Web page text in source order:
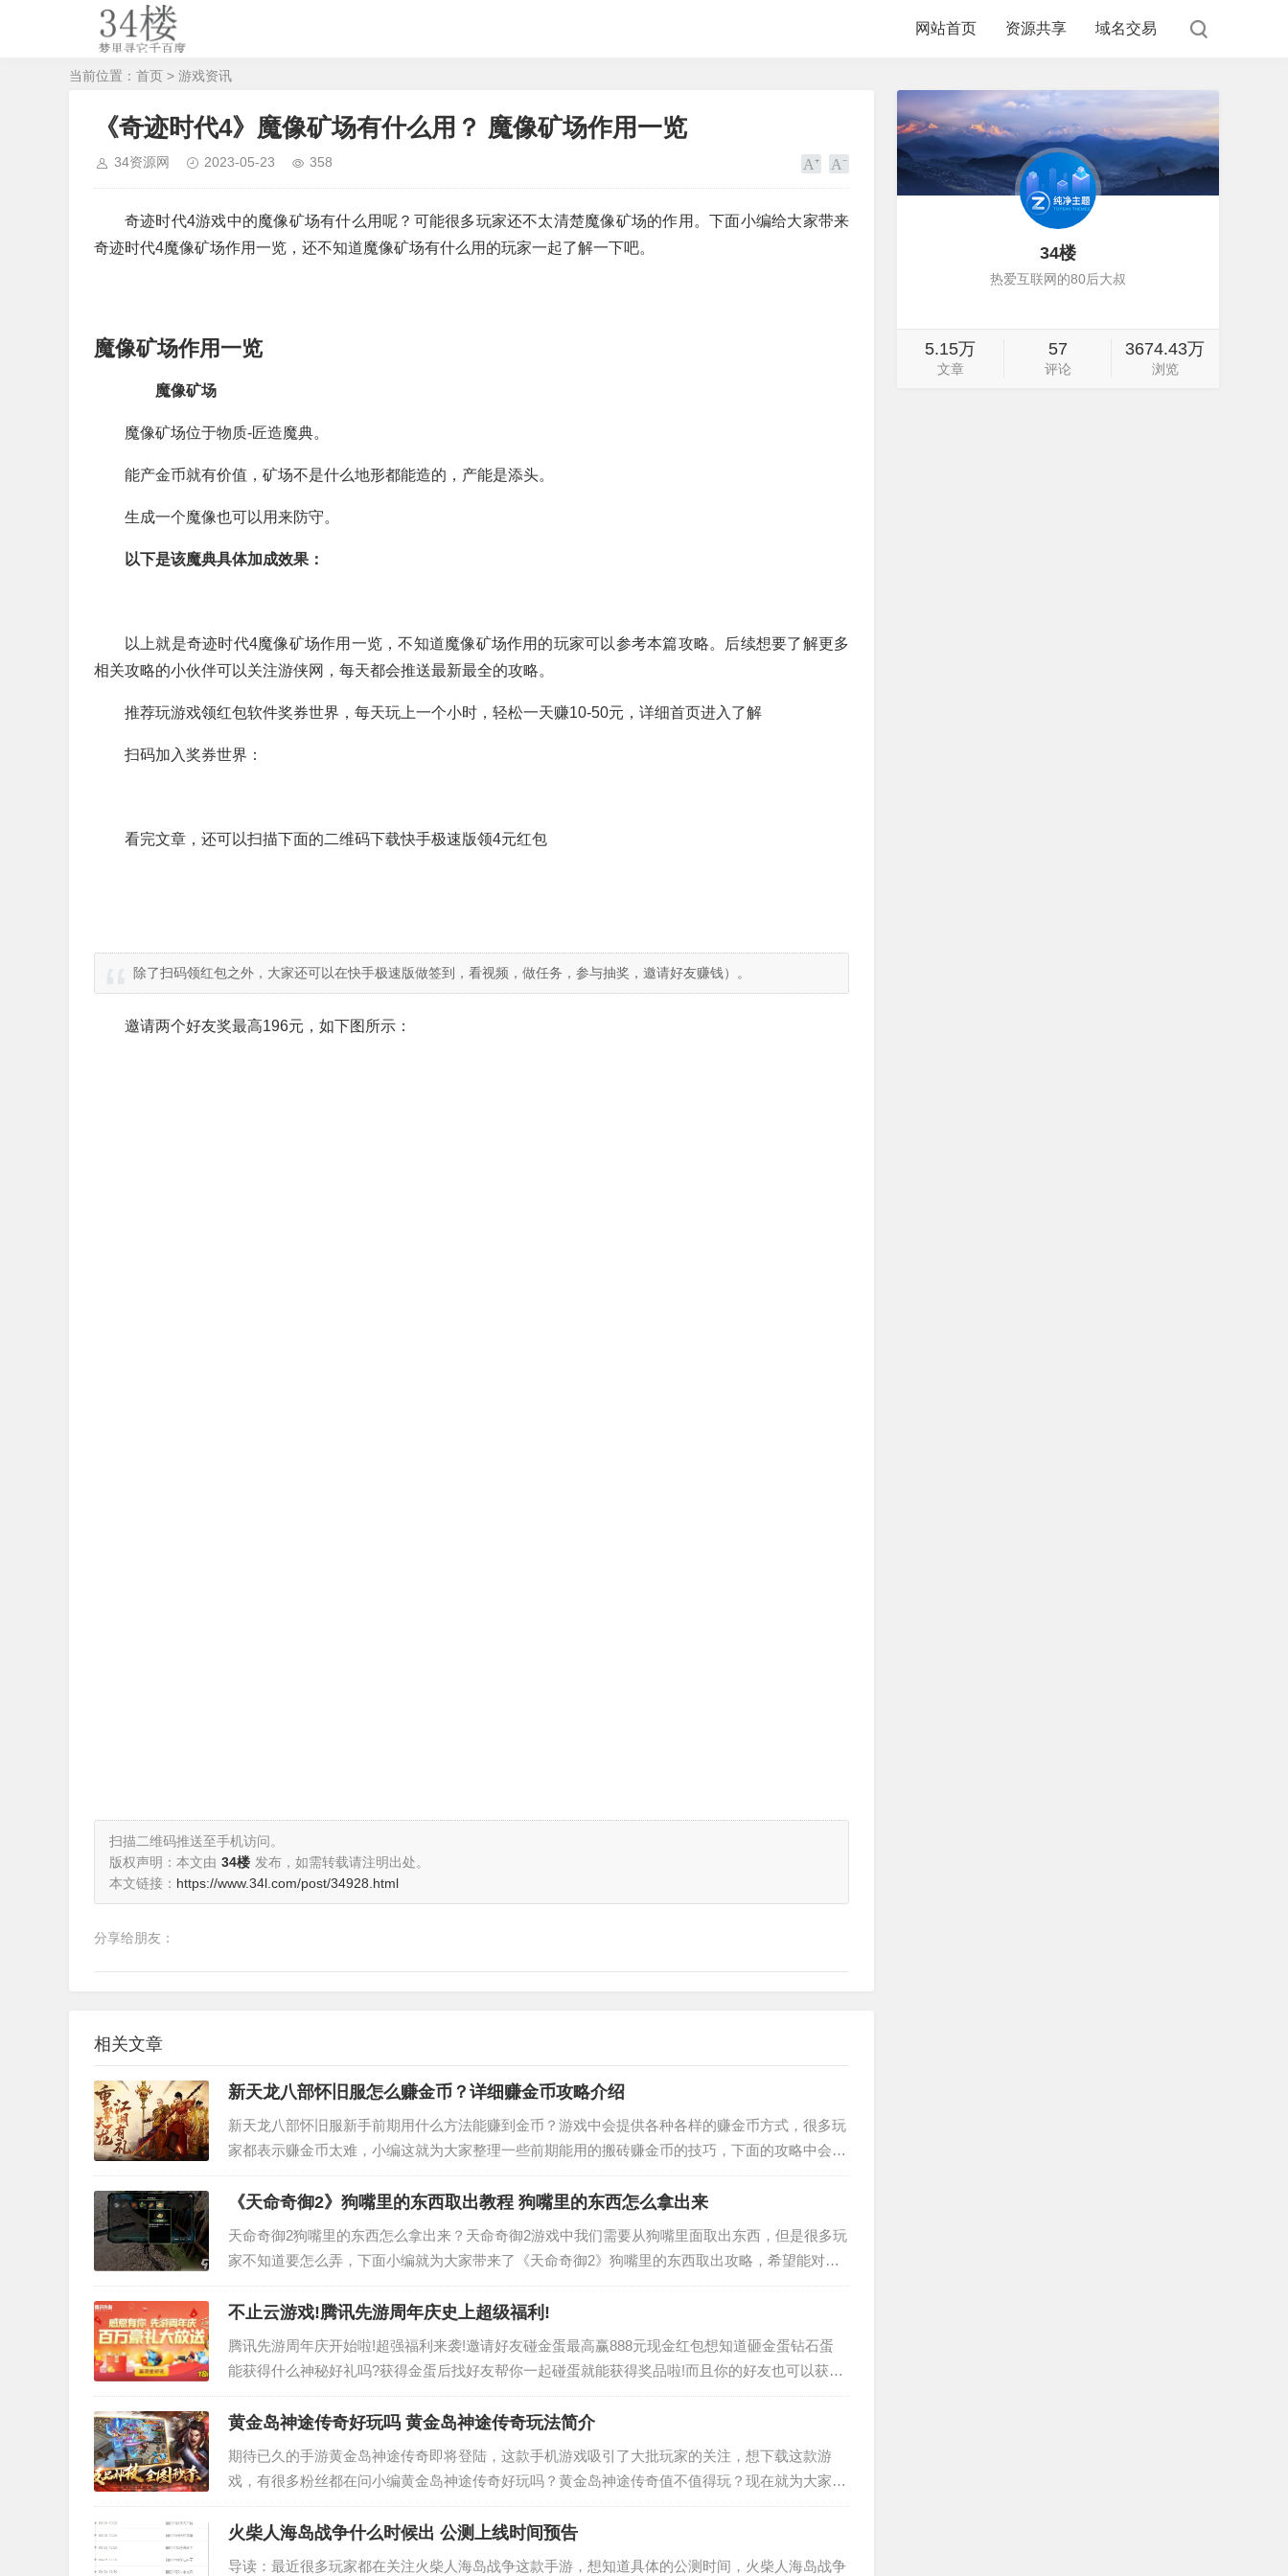
网站首页 资源共享 域名交易
当前位置： 首页 > 游戏资讯
《奇迹时代4》魔像矿场有什么用？ 魔像矿场作用一览
34资源网 2023-05-23 358
奇迹时代4游戏中的魔像矿场有什么用呢？可能很多玩家还不太清楚魔像矿场的作用。下面小编给大家带来
奇迹时代4魔像矿场作用一览，还不知道魔像矿场有什么用的玩家一起了解一下吧。
魔像矿场作用一览
魔像矿场
魔像矿场位于物质-匠造魔典。
能产金币就有价值，矿场不是什么地形都能造的，产能是添头。
生成一个魔像也可以用来防守。
以下是该魔典具体加成效果：
以上就是奇迹时代4魔像矿场作用一览，不知道魔像矿场作用的玩家可以参考本篇攻略。后续想要了解更多
相关攻略的小伙伴可以关注游侠网，每天都会推送最新最全的攻略。
推荐玩游戏领红包软件奖券世界，每天玩上一个小时，轻松一天赚10-50元，详细首页进入了解
扫码加入奖券世界：
看完文章，还可以扫描下面的二维码下载快手极速版领4元红包
除了扫码领红包之外，大家还可以在快手极速版做签到，看视频，做任务，参与抽奖，邀请好友赚钱）。
邀请两个好友奖最高196元，如下图所示：
扫描二维码推送至手机访问。
版权声明：本文由 34楼 发布，如需转载请注明出处。
本文链接： https://www.34l.com/post/34928.html
分享给朋友：
相关文章
新天龙八部怀旧服怎么赚金币？详细赚金币攻略介绍
新天龙八部怀旧服新手前期用什么方法能赚到金币？游戏中会提供各种各样的赚金币方式，很多玩
家都表示赚金币太难，小编这就为大家整理一些前期能用的搬砖赚金币的技巧，下面的攻略中会详
细的为大家介绍赚金币的玩法。一、跑商任务…
《天命奇御2》狗嘴里的东西取出教程 狗嘴里的东西怎么拿出来
天命奇御2狗嘴里的东西怎么拿出来？天命奇御2游戏中我们需要从狗嘴里面取出东西，但是很多玩
家不知道要怎么弄，下面小编就为大家带来了《天命奇御2》狗嘴里的东西取出攻略，希望能对大
家有所帮助。 《天命奇御2》狗嘴里的东西取出攻略 方法有很…
不止云游戏!腾讯先游周年庆史上超级福利!
腾讯先游周年庆开始啦!超强福利来袭!邀请好友碰金蛋最高赢888元现金红包想知道砸金蛋钻石蛋
能获得什么神秘好礼吗?获得金蛋后找好友帮你一起碰蛋就能获得奖品啦!而且你的好友也可以获得
奖品哦，双倍的快落有没有!…
黄金岛神途传奇好玩吗 黄金岛神途传奇玩法简介
期待已久的手游黄金岛神途传奇即将登陆，这款手机游戏吸引了大批玩家的关注，想下载这款游
戏，有很多粉丝都在问小编黄金岛神途传奇好玩吗？黄金岛神途传奇值不值得玩？现在就为大家来
简单分析下，看看这款游戏的玩法特点和游戏剧情介绍。 1、黄金岛神途传奇…
火柴人海岛战争什么时候出 公测上线时间预告
导读：最近很多玩家都在关注火柴人海岛战争这款手游，想知道具体的公测时间，火柴人海岛战争
34楼
热爱互联网的80后大叔
5.15万
文章
57
评论
3674.43万
浏览